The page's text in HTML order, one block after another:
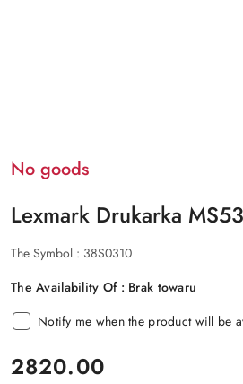
No goods
Lexmark Drukarka
The Symbol : 38S0310
The Availability Of : Brak towaru
Notify me when the product will be
price:
2820.00